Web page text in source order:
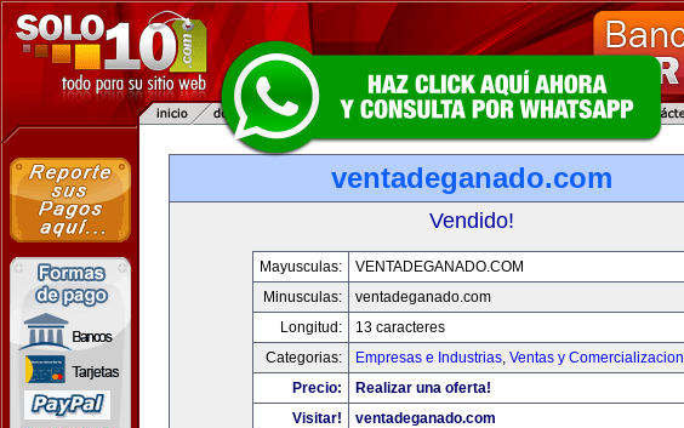
ventadeganado.com
Vendido!
Mayusculas:
VENTADEGANADO.COM
Minusculas:
ventadeganado.com
Longitud:
13 caracteres
Categorias:
Empresas e Industrias, Ventas y Comercializacion
Precio:
Realizar una oferta!
Visitar!
ventadeganado.com